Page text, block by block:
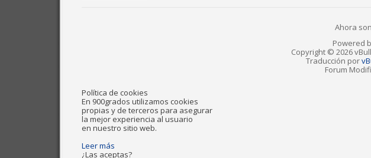
Ahora
Powered
Copyright © 2026
Traducción por
Forum
Política de cookies
En 900grados utilizamos cookies
propias y de terceros para asegurar
la mejor experiencia al usuario
en nuestro sitio web.
Leer más
¿Las aceptas?